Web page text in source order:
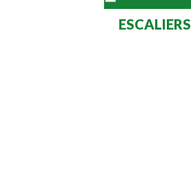
ESCALIERS